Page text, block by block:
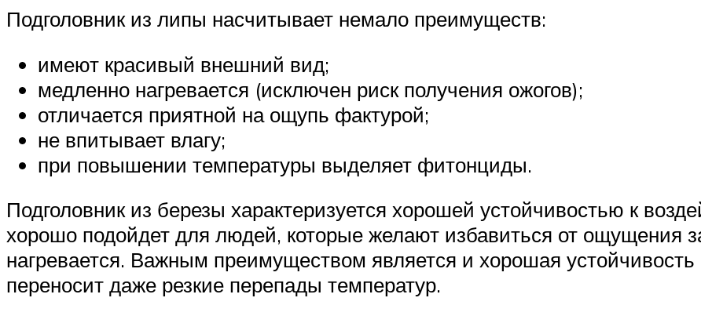
Подголовник из липы насчитывает немало преимуществ:
имеют красивый внешний вид;
медленно нагревается (исключен риск получения ожогов);
отличается приятной на ощупь фактурой;
не впитывает влагу;
при повышении температуры выделяет фитонциды.
Подголовник из березы характеризуется хорошей устойчивостью к
хорошо подойдет для людей, которые желают избавиться от ощущения
нагревается. Важным преимуществом является и хорошая
переносит даже резкие перепады температур.